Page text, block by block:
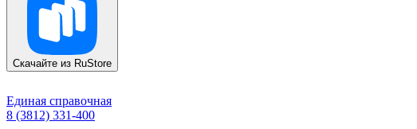
Скачайте из RuStore
Единая справочная
8 (3812) 331-400